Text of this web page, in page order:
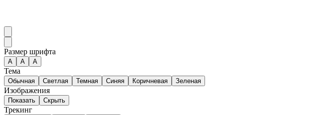
Размер шрифта
А A A
Тема
Обычная Светлая Темная Синяя Коричневая Зеленая
Изображения
Показать Скрыть
Трекинг